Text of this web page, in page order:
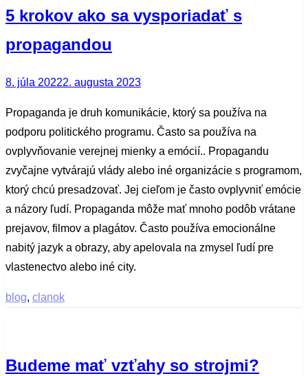
5 krokov ako sa vysporiadať s
propagandou
Posted
8. júla 20222. augusta 2023
Propaganda je druh komunikácie, ktorý sa používa na
podporu politického programu. Často sa používa na
ovplyvňovanie verejnej mienky a emócií.. Propagandu
zvyčajne vytvárajú vlády alebo iné organizácie s programom,
ktorý chcú presadzovať. Jej cieľom je často ovplyvniť emócie
a názory ľudí. Propaganda môže mať mnoho podôb vrátane
prejavov, filmov a plagátov. Často používa emocionálne
nabitý jazyk a obrazy, aby apelovala na zmysel ľudí pre
vlastenectvo alebo iné city.
blog, clanok
Budeme mať vzťahy so strojmi?